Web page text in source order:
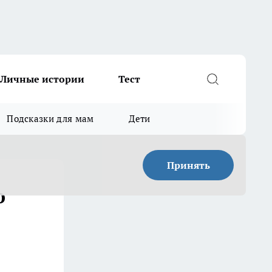
Личные истории Тест
Подсказки для мам Дети
Принять